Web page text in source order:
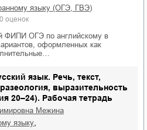
языку (ОГЭ, ГВЭ)
0 оценок
ФИПИ ОГЭ по английскому в
оформленных как
язык. Речь, текст,
выразительность
20–24). Рабочая тетрадь
Межина
языку